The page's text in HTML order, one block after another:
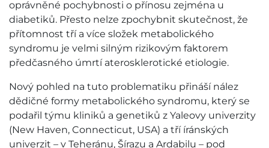
oprávněné pochybnosti o přínosu zejména u
diabetiků. Přesto nelze zpochybnit skutečnost, že
přítomnost tří a více složek metabolického
syndromu je velmi silným rizikovým faktorem
předčasného úmrtí aterosklerotické etiologie.
Nový pohled na tuto problematiku přináší nález
dědičné formy metabolického syndromu, který se
podařil týmu kliniků a genetiků z Yaleovy univerzity
(New Haven, Connecticut, USA) a tří íránských
univerzit – v Teheránu, Šírazu a Ardabilu – pod